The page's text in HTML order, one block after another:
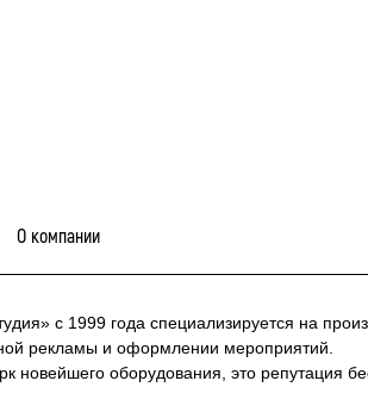
О компании
с 1999 года специализируется на
рекламы и оформлении мероприятий.
новейшего оборудования, это репутация